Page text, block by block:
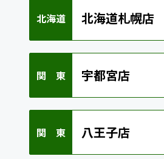
北海道 北海道札幌店
関 東 宇都宮店
関 東 八王子店